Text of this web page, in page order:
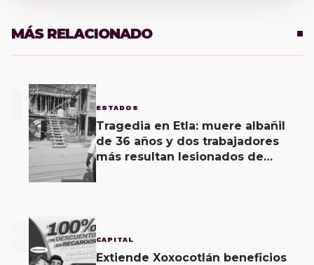
MÁS RELACIONADO
ESTADOS
Tragedia en Etla: muere albañil
de 36 años y dos trabajadores
más resultan lesionados de
2 CAPITAL
Extiende Xoxocotlán beneficios